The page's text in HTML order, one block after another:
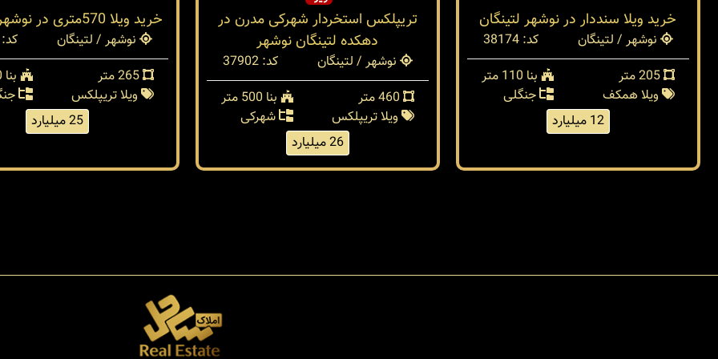
خرید ویلا سنددار در نوشهر لتینگان
نوشهر / لتینگان
کد: 38174
بنا 110 متر
ویلا همکف
جنگلی
12 میلیارد
تریپلکس استخردار شهرکی مدرن در
دهکده لتینگان نوشهر
نوشهر / لتینگان
کد: 37902
بنا 500 متر
ویلا تریپلکس
شهرکی
26 میلیارد
خرید ویلا 570متری در نوشهر لتینگان
نوشهر / لتینگان
کد:
265 متر
بنا 570 متر
ویلا تریپلکس
25 میلیارد